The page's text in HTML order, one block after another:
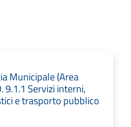
Municipale (Area
9.1.1 Servizi interni,
e trasporto pubblico